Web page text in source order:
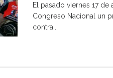
El pasado viernes 17
Congreso Nacional un
contra...